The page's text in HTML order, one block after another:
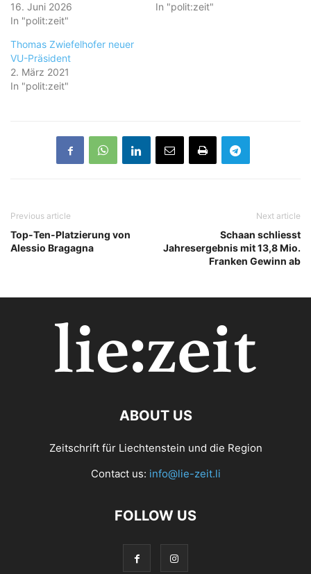
16. Juni 2026
In "polit:zeit"
In "polit:zeit"
Thomas Zwiefelhofer neuer
VU-Präsident
2. März 2021
In "polit:zeit"
Previous article
Top-Ten-Platzierung von
Alessio Bragagna
Next article
Schaan schliesst
Jahresergebnis mit 13,8 Mio.
Franken Gewinn ab
ABOUT US
Zeitschrift für Liechtenstein und die Region
Contact us: info@lie-zeit.li
FOLLOW US